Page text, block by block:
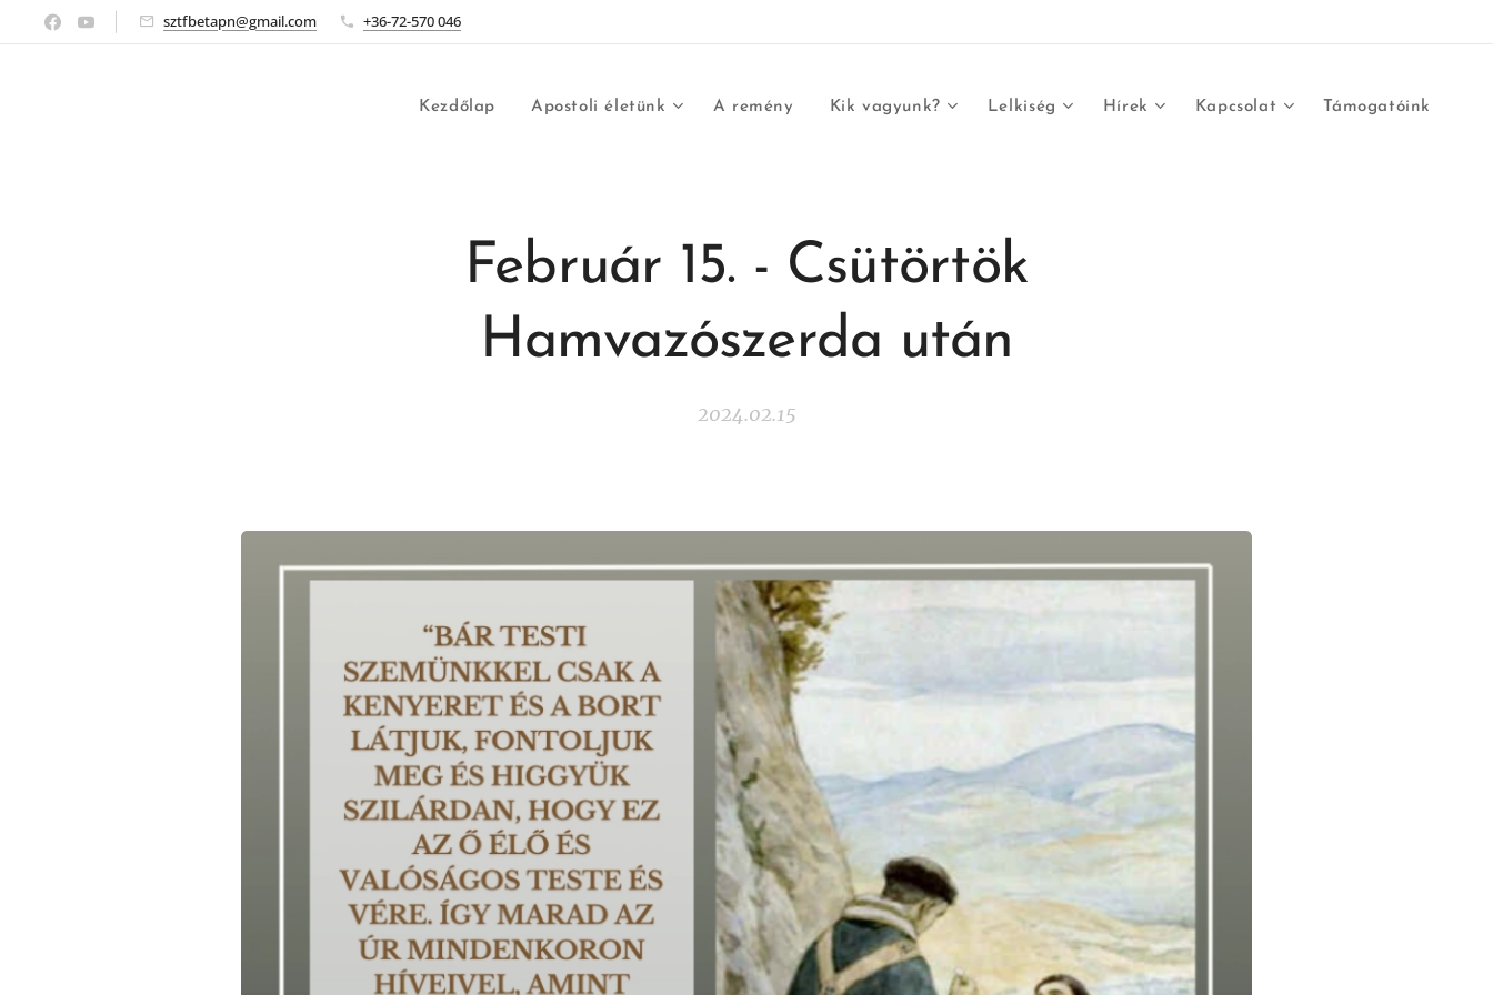
sztfbetapn@gmail.com +36-72-570 046
Kezdőlap Apostoli életünk A remény Kik vagyunk? Lelkiség Hírek Kapcsolat Támogatóink
Február 15. - Csütörtök
Hamvazószerda után
2024.02.15